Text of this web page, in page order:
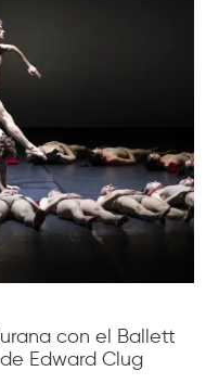
con el Ballett
Edward Clug